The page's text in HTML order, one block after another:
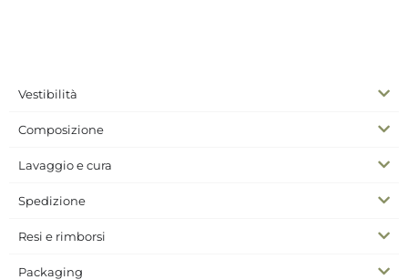
Vestibilità
Composizione
Lavaggio e cura
Spedizione
Resi e rimborsi
Packaging